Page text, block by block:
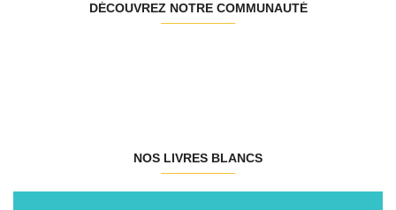
DÉCOUVREZ NOTRE COMMUNAUTÉ
NOS LIVRES BLANCS